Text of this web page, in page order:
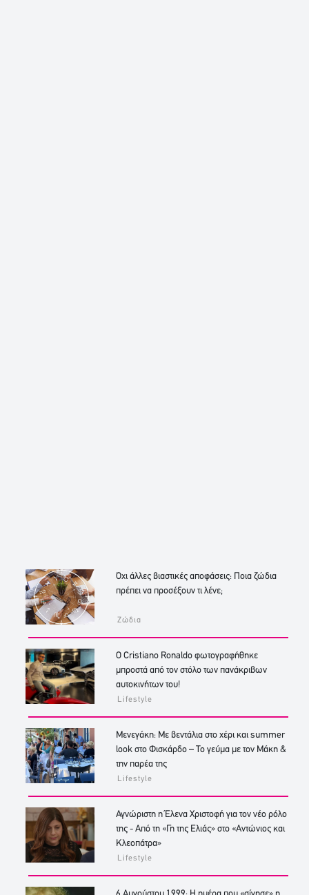
Όχι άλλες βιαστικές αποφάσεις: Ποια ζώδια
πρέπει να προσέξουν τι λένε;
Ζώδια
Ο Cristiano Ronaldo φωτογραφήθηκε
μπροστά από τον στόλο των πανάκριβων
αυτοκινήτων του!
Lifestyle
Μενεγάκη: Με βεντάλια στο χέρι και summer
look στο Φισκάρδο – Το γεύμα με τον Μάκη &
την παρέα της
Lifestyle
Αγνώριστη η Έλενα Χριστοφή για τον νέο ρόλο
της - Από τη «Γη της Ελιάς» στο «Αντώνιος και
Κλεοπάτρα»
Lifestyle